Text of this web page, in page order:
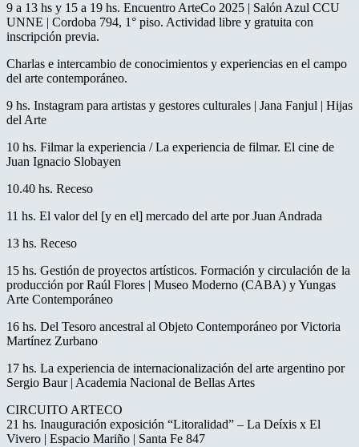
9 a 13 hs y 15 a 19 hs. Encuentro ArteCo 2025 | Salón Azul CCU
UNNE | Cordoba 794, 1° piso. Actividad libre y gratuita con
inscripción previa.
Charlas e intercambio de conocimientos y experiencias en el campo
del arte contemporáneo.
9 hs. Instagram para artistas y gestores culturales | Jana Fanjul | Hijas
del Arte
10 hs. Filmar la experiencia / La experiencia de filmar. El cine de
Juan Ignacio Slobayen
10.40 hs. Receso
11 hs. El valor del [y en el] mercado del arte por Juan Andrada
13 hs. Receso
15 hs. Gestión de proyectos artísticos. Formación y circulación de la
producción por Raúl Flores | Museo Moderno (CABA) y Yungas
Arte Contemporáneo
16 hs. Del Tesoro ancestral al Objeto Contemporáneo por Victoria
Martínez Zurbano
17 hs. La experiencia de internacionalización del arte argentino por
Sergio Baur | Academia Nacional de Bellas Artes
CIRCUITO ARTECO
21 hs. Inauguración exposición “Litoralidad” – La Deíxis x El
Vivero | Espacio Mariño | Santa Fe 847